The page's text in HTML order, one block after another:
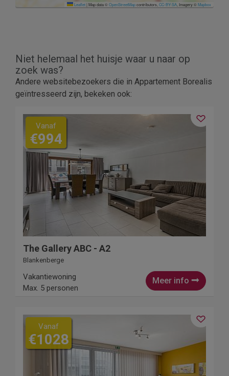
Leaflet| Map data ©OpenStreetMapcontributors,CC-BY-SA, Imagery ©Mapbox
Niet helemaal het huisje waar u naar op
zoek was?
Andere websitebezoekers die in Appartement Borealis
geïntresseerd zijn, bekeken ook:
Vanaf
€994
The Gallery ABC - A2
Blankenberge
Meer info
Vakantiewoning
Max. 5 personen
Vanaf
€1028